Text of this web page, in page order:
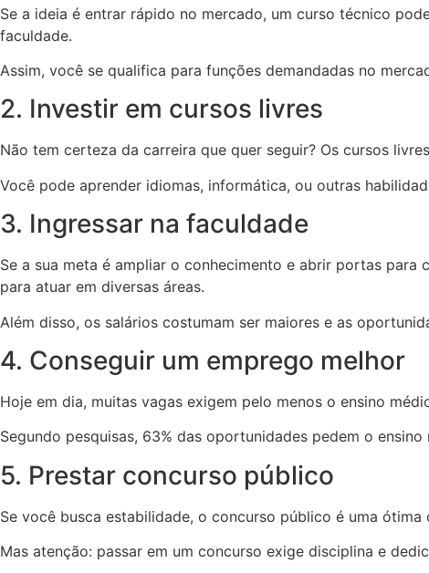
Se a ideia é entrar rápido no mercado, um curso técnico
faculdade.
Assim, você se qualifica para funções demandadas no
2. Investir em cursos livres
Não tem certeza da carreira que quer seguir? Os cursos
Você pode aprender idiomas, informática, ou outras
3. Ingressar na faculdade
Se a sua meta é ampliar o conhecimento e abrir portas
para atuar em diversas áreas.
Além disso, os salários costumam ser maiores e as
4. Conseguir um emprego melhor
Hoje em dia, muitas vagas exigem pelo menos o ensino
Segundo pesquisas, 63% das oportunidades pedem o
5. Prestar concurso público
Se você busca estabilidade, o concurso público é uma
Mas atenção: passar em um concurso exige disciplina e